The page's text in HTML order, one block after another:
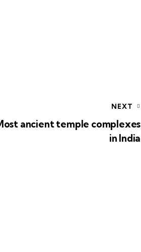
NEXT
ancient temple complexes
in India